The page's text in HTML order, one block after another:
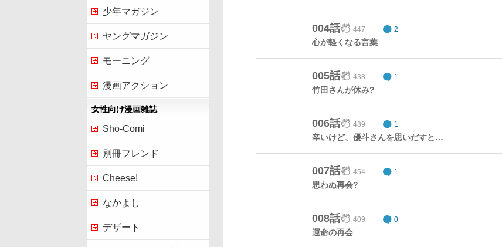
004話 447 2
心が軽くなる言葉
005話 438 1
竹田さんが休み?
006話 489 1
辛いけど、優斗さんを思いだすと…
007話 454 1
思わぬ再会?
008話 409 0
運命の再会
少年マガジン
ヤングマガジン
モーニング
漫画アクション
女性向け漫画雑誌
Sho-Comi
別冊フレンド
Cheese!
なかよし
デザート